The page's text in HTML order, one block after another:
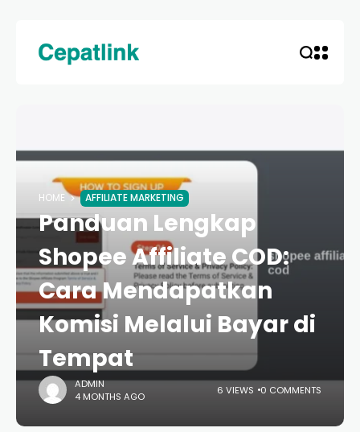
HOME AFFILIATE MARKETING
Panduan Lengkap
Shopee Affiliate COD:
Cara Mendapatkan
Komisi Melalui Bayar di
Tempat
ADMIN
4 MONTHS AGO
6 VIEWS 0 COMMENTS